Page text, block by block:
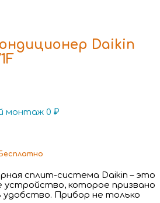
Daikin
монтаж 0 ₽
Бесплатно
сплит-система Daikin – это
устройство, которое призвано
удобство. Прибор не только